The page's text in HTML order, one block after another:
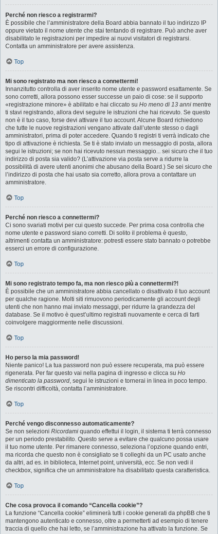
Perché non riesco a registrarmi?
È possibile che l’amministratore della Board abbia bannato il tuo indirizzo IP
oppure vietato il nome utente che stai tentando di registrare. Può anche aver
disabilitato le registrazioni per impedire ai nuovi visitatori di registrarsi.
Contatta un amministratore per avere assistenza.
Top
Mi sono registrato ma non riesco a connettermi!
Innanzitutto controlla di aver inserito nome utente e password esattamente. Se
sono corretti, allora possono esser successe un paio di cose: se il supporto
«registrazione minore» è abilitato e hai cliccato su Ho meno di 13 anni mentre
ti stavi registrando, allora devi seguire le istruzioni che hai ricevuto. Se questo
non è il tuo caso, forse devi attivare il tuo account. Alcune Board richiedono
che tutte le nuove registrazioni vengano attivate dall’utente stesso o dagli
amministratori, prima di poter accedere. Quando ti registri ti verrà indicato che
tipo di attivazione è richiesta. Se ti è stato inviato un messaggio di posta, allora
segui le istruzioni; se non hai ricevuto nessun messaggio... sei sicuro che il tuo
indirizzo di posta sia valido? (L’attivazione via posta serve a ridurre la
possibilità di avere utenti anonimi che abusano della Board.) Se sei sicuro che
l’indirizzo di posta che hai usato sia corretto, allora prova a contattare un
amministratore.
Top
Perché non riesco a connettermi?
Ci sono svariati motivi per cui questo succede. Per prima cosa controlla che
nome utente e password siano corretti. Di solito il problema è questo,
altrimenti contatta un amministratore: potresti essere stato bannato o potrebbe
esserci un errore di configurazione.
Top
Mi sono registrato tempo fa, ma non riesco più a connettermi?!
È possibile che un amministratore abbia cancellato o disattivato il tuo account
per qualche ragione. Molti siti rimuovono periodicamente gli account degli
utenti che non hanno mai inviato messaggi, per ridurre la grandezza del
database. Se il motivo è quest’ultimo registrati nuovamente e cerca di farti
coinvolgere maggiormente nelle discussioni.
Top
Ho perso la mia password!
Niente panico! La tua password non può essere recuperata, ma può essere
rigenerata. Per far questo vai nella pagina di ingresso e clicca su Ho
dimenticato la password, segui le istruzioni e tornerai in linea in poco tempo.
Se riscontri difficoltà, contatta l’amministratore.
Top
Perché vengo disconnesso automaticamente?
Se non selezioni Ricordami quando effettui il login, il sistema ti terrà connesso
per un periodo prestabilito. Questo serve a evitare che qualcuno possa usare
il tuo nome utente. Per rimanere connesso, seleziona l’opzione quando entri,
ma ricorda che questo non è consigliato se ti colleghi da un PC usato anche
da altri, ad es. in biblioteca, Internet point, università, ecc. Se non vedi il
checkbox, significa che un amministratore ha disabilitato questa caratteristica.
Top
Che cosa provoca il comando “Cancella cookie”?
La funzione “Cancella cookie” eliminerà tutti i cookie generati da phpBB che ti
mantengono autenticato e connesso, oltre a permetterti ad esempio di tenere
traccia di quello che hai letto, se l’amministrazione ha attivato la funzione. Se